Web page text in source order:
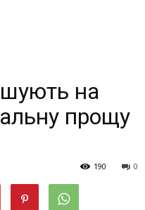
на
прощу
0
190